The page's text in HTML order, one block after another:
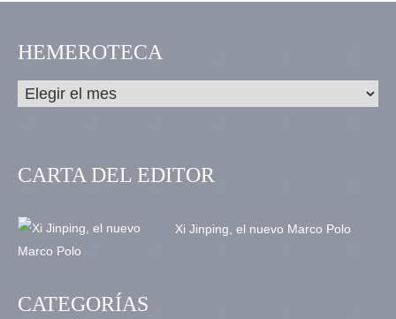
HEMEROTECA
CARTA DEL EDITOR
Xi Jinping, el nuevo Marco Polo
CATEGORÍAS